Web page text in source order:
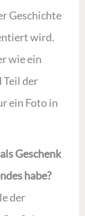
Geschichte
wird.
wie ein
Teil der
ein Foto in
Geschenk
habe?
der